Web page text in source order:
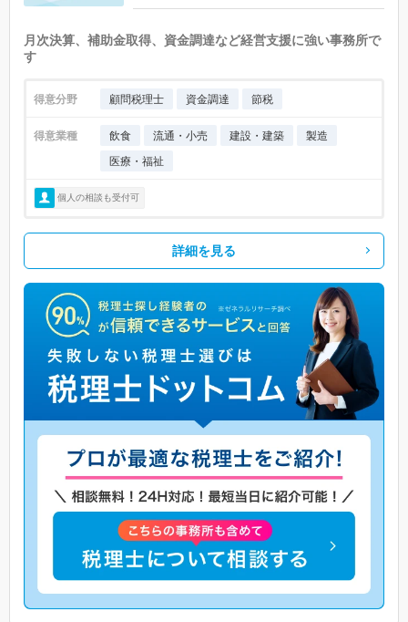
月次決算、補助金取得、資金調達など経営支援に強い事務所で
す
得意分野 顧問税理士 資金調達 節税
得意業種 飲食 流通・小売 建設・建築
製造
医療・福祉
個人の相談も受付可
詳細を見る